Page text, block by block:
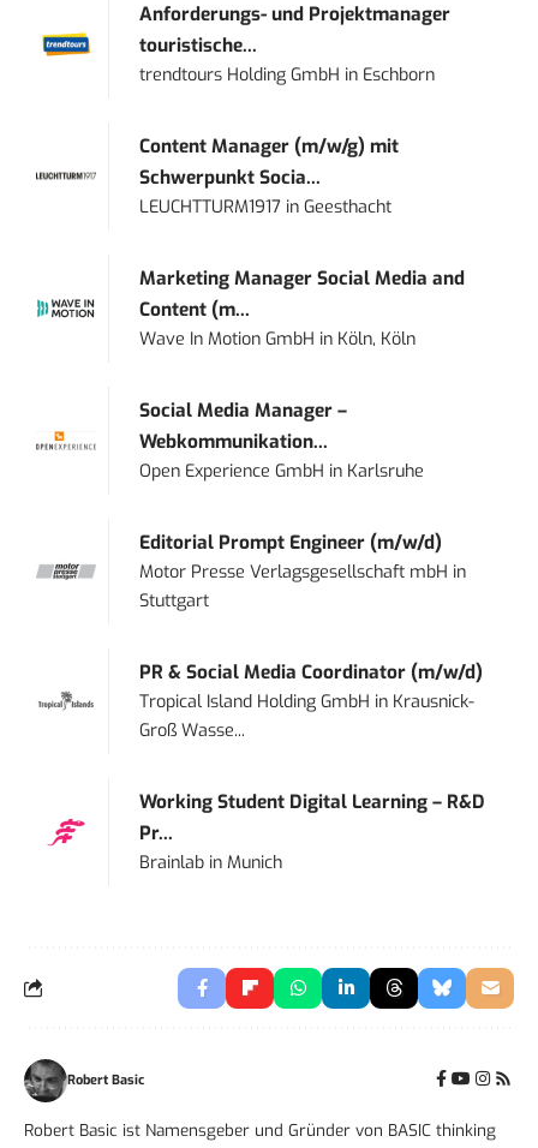
Anforderungs- und Projektmanager
touristische...
trendtours Holding GmbH in Eschborn
Content Manager (m/w/g) mit
Schwerpunkt Socia...
LEUCHTTURM1917 inGeesthacht
Marketing Manager Social Media and
Content (m...
Wave In Motion GmbH in Köln, Köln
Social Media Manager –
Webkommunikation...
Open Experience GmbH in Karlsruhe
Editorial Prompt Engineer (m/w/d)
Motor Presse Verlagsgesellschaft mbH in
Stuttgart
PR & Social Media Coordinator (m/w/d)
Tropical Island Holding GmbH in Krausnick-
Groß Wasse...
Working Student Digital Learning – R&D
Pr...
Brainlab inMunich
Robert Basic
Robert Basic ist Namensgeber und Gründer von BASIC thinking